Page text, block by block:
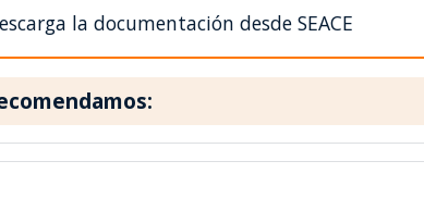
la documentación desde SEACE